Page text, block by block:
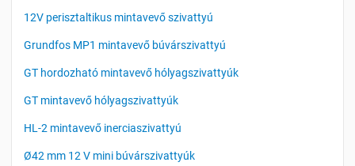
12V perisztaltikus mintavevő szivattyú
Grundfos MP1 mintavevő búvárszivattyú
GT hordozható mintavevő hólyagszivattyúk
GT mintavevő hólyagszivattyúk
HL-2 mintavevő inerciaszivattyú
Ø42 mm 12 V mini búvárszivattyúk